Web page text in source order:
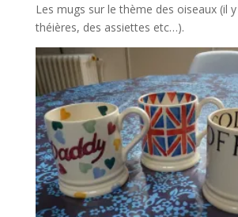
Les mugs sur le thème des oiseaux (il
théières, des assiettes etc…).